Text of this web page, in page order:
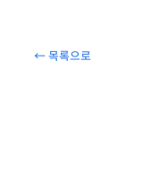
← 목록으로